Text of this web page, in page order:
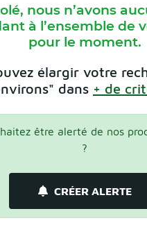
nous n’avons
à l’ensemble de
pour le moment.
élargir votre
dans + de
être alerté de nos
?
CRÉER ALERTE